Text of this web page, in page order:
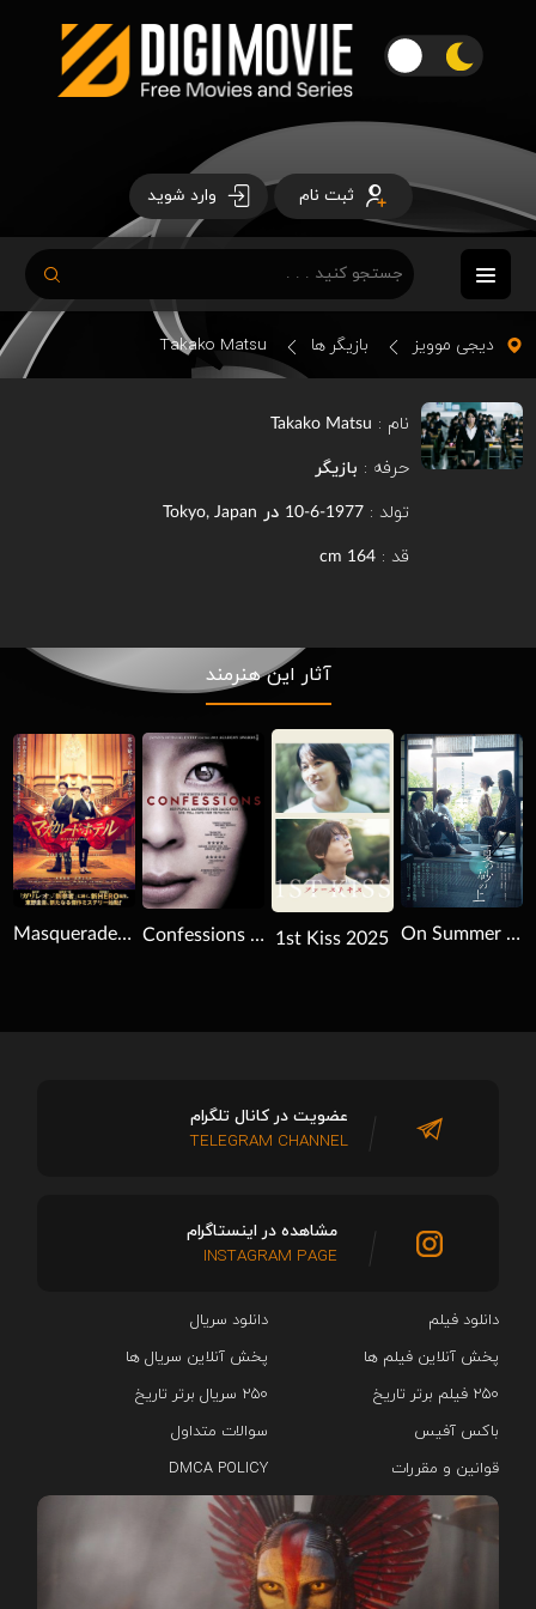
ثبت نام وارد شوید
دیجی موویز بازیگر ها Takako Matsu
نام : Takako Matsu
حرفه : بازیگر
تولد : 1977-6-10 در Tokyo, Japan
قد : 164 cm
آثار این هنرمند
Download
On Summer Sand 2025
Download
1st Kiss 2025
Download
Confessions 2010
Masquerade Hotel 2019
دانلود فیلم
دانلود سریال‌
پخش آنلاین فیلم ها
پخش آنلاین سریال ها
۲۵۰ فیلم برتر تاریخ
۲۵۰ سریال برتر تاریخ
باکس آفیس
سوالات متداول
قوانین و مقررات
DMCA POLICY
عضویت در کانال تلگرام
TELEGRAM CHANNEL
مشاهده در اینستاگرام
INSTAGRAM PAGE